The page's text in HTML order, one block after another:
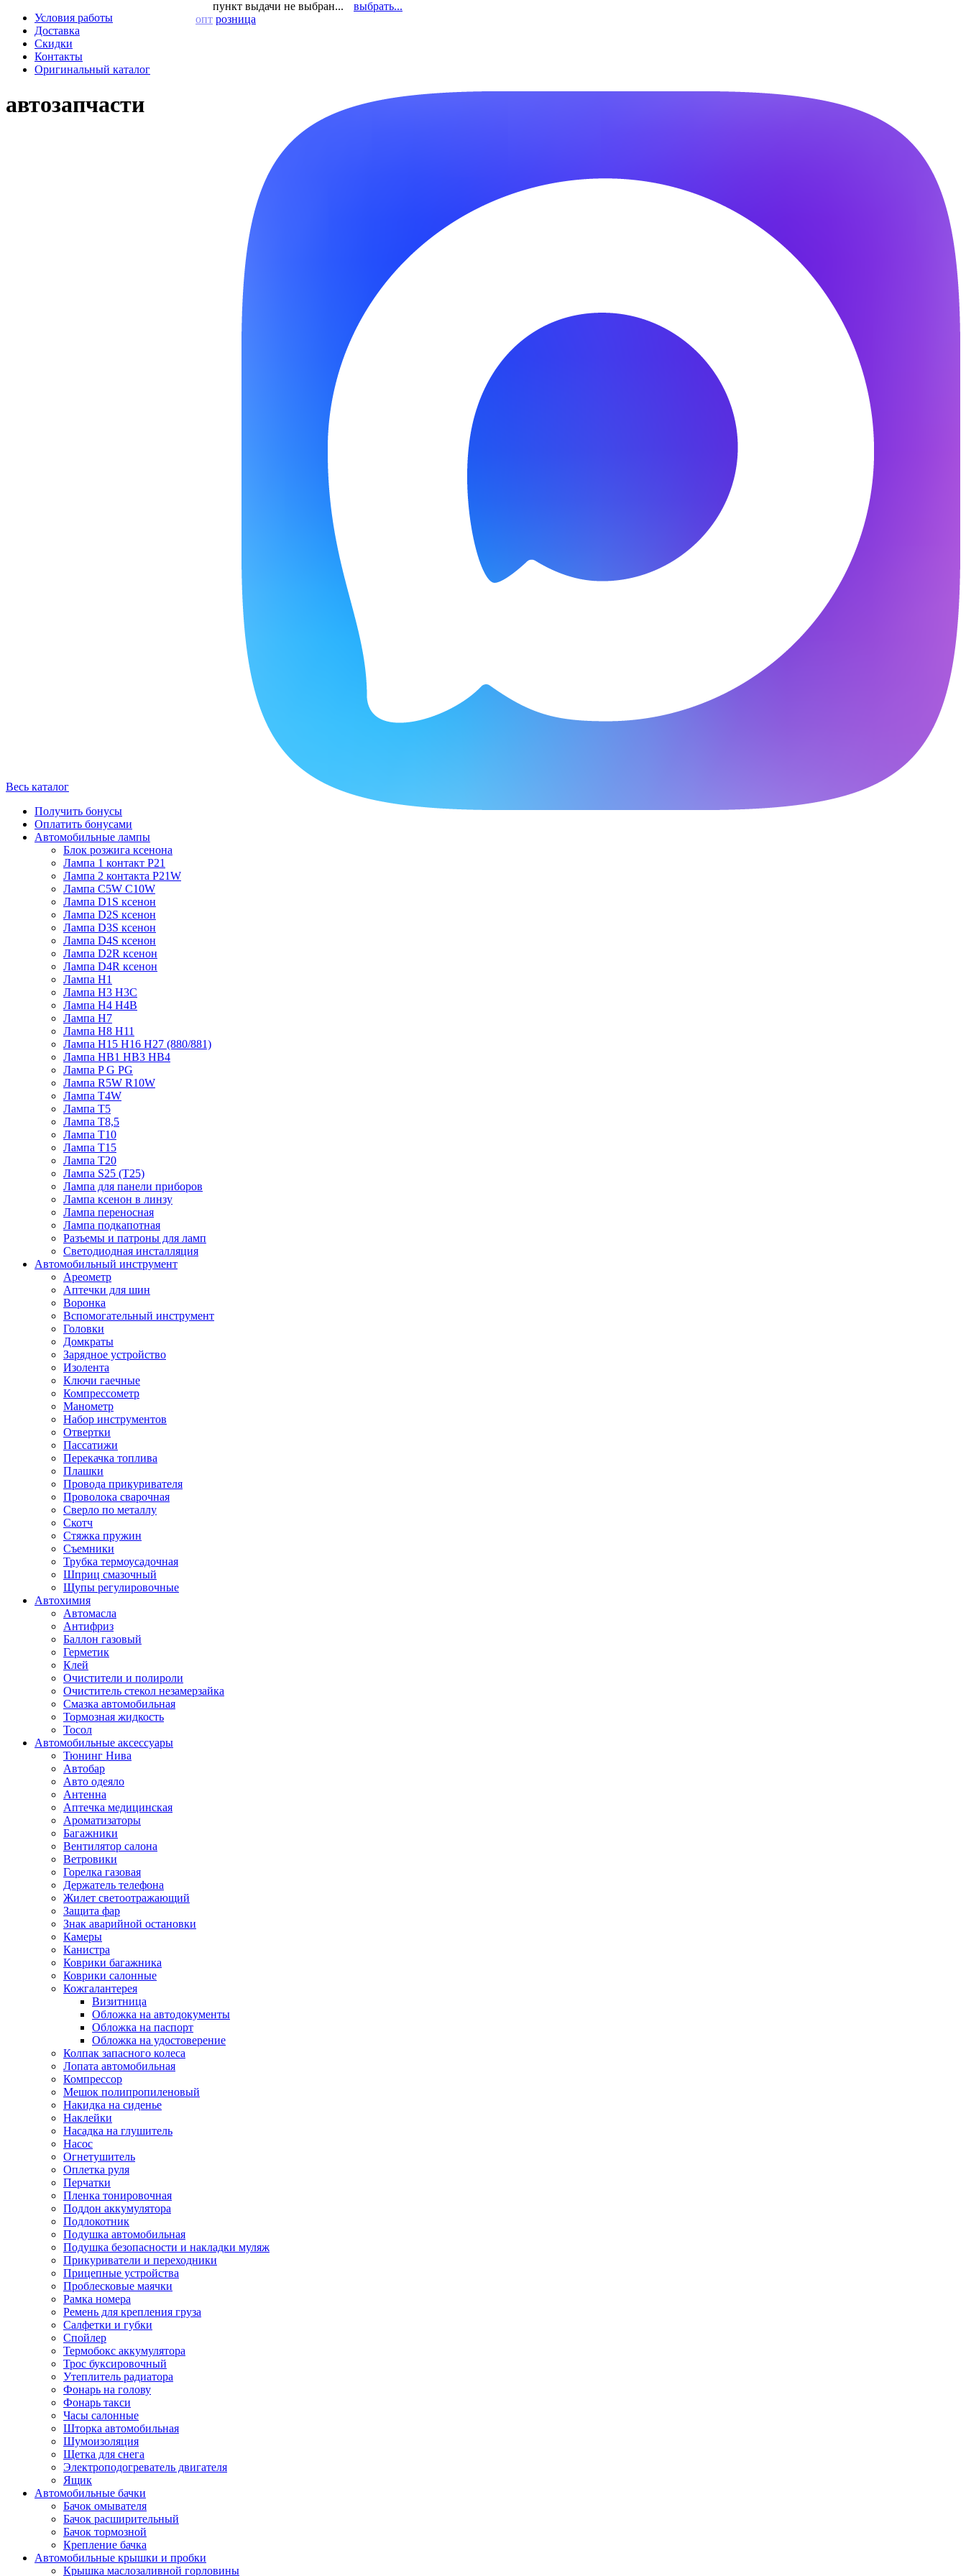
Условия работы
Доставка
Скидки
Контакты
Оригинальный каталог
пункт выдачи не выбран...
выбрать...
опт розница
автозапчасти
Весь каталог
Получить бонусы
Оплатить бонусами
Автомобильные лампы
Блок розжига ксенона
Лампа 1 контакт P21
Лампа 2 контакта P21W
Лампа C5W C10W
Лампа D1S ксенон
Лампа D2S ксенон
Лампа D3S ксенон
Лампа D4S ксенон
Лампа D2R ксенон
Лампа D4R ксенон
Лампа H1
Лампа H3 H3C
Лампа H4 H4B
Лампа H7
Лампа H8 H11
Лампа H15 H16 H27 (880/881)
Лампа HB1 HB3 HB4
Лампа P G PG
Лампа R5W R10W
Лампа T4W
Лампа T5
Лампа T8,5
Лампа T10
Лампа T15
Лампа T20
Лампа S25 (T25)
Лампа для панели приборов
Лампа ксенон в линзу
Лампа переносная
Лампа подкапотная
Разъемы и патроны для ламп
Светодиодная инсталляция
Автомобильный инструмент
Ареометр
Аптечки для шин
Воронка
Вспомогательный инструмент
Головки
Домкраты
Зарядное устройство
Изолента
Ключи гаечные
Компрессометр
Манометр
Набор инструментов
Отвертки
Пассатижи
Перекачка топлива
Плашки
Провода прикуривателя
Проволока сварочная
Сверло по металлу
Скотч
Стяжка пружин
Съемники
Трубка термоусадочная
Шприц смазочный
Щупы регулировочные
Автохимия
Автомасла
Антифриз
Баллон газовый
Герметик
Клей
Очистители и полироли
Очиститель стекол незамерзайка
Смазка автомобильная
Тормозная жидкость
Тосол
Автомобильные аксессуары
Тюнинг Нива
Автобар
Авто одеяло
Антенна
Аптечка медицинская
Ароматизаторы
Багажники
Вентилятор салона
Ветровики
Горелка газовая
Держатель телефона
Жилет светоотражающий
Защита фар
Знак аварийной остановки
Камеры
Канистра
Коврики багажника
Коврики салонные
Кожгалантерея
Визитница
Обложка на автодокументы
Обложка на паспорт
Обложка на удостоверение
Колпак запасного колеса
Лопата автомобильная
Компрессор
Мешок полипропиленовый
Накидка на сиденье
Наклейки
Насадка на глушитель
Насос
Огнетушитель
Оплетка руля
Перчатки
Пленка тонировочная
Поддон аккумулятора
Подлокотник
Подушка автомобильная
Подушка безопасности и накладки муляж
Прикуриватели и переходники
Прицепные устройства
Проблесковые маячки
Рамка номера
Ремень для крепления груза
Салфетки и губки
Спойлер
Термобокс аккумулятора
Трос буксировочный
Утеплитель радиатора
Фонарь на голову
Фонарь такси
Часы салонные
Шторка автомобильная
Шумоизоляция
Щетка для снега
Электроподогреватель двигателя
Ящик
Автомобильные бачки
Бачок омывателя
Бачок расширительный
Бачок тормозной
Крепление бачка
Автомобильные крышки и пробки
Крышка маслозаливной горловины